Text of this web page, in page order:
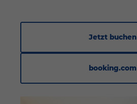
Jetzt buchen
booking.com